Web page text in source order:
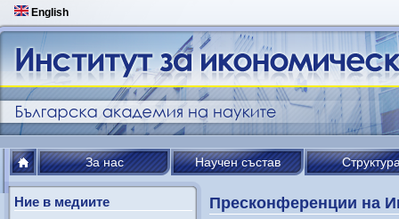
English
За нас Научен състав
Ние в медиите Пресконференции на